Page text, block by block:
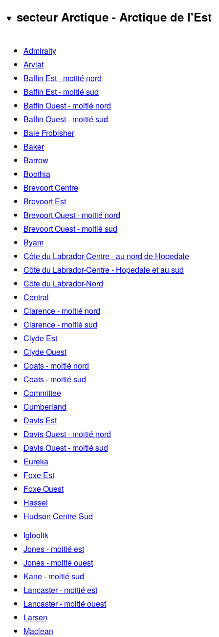
secteur Arctique - Arctique de l'Est
Admiralty
Arviat
Baffin Est - moitié nord
Baffin Est - moitié sud
Baffin Ouest - moitié nord
Baffin Ouest - moitié sud
Baie Frobisher
Baker
Barrow
Boothia
Brevoort Centre
Brevoort Est
Brevoort Ouest - moitié nord
Brevoort Ouest - moitié sud
Byam
Côte du Labrador-Centre - au nord de Hopedale
Côte du Labrador-Centre - Hopedale et au sud
Côte du Labrador-Nord
Central
Clarence - moitié nord
Clarence - moitié sud
Clyde Est
Clyde Ouest
Coats - moitié nord
Coats - moitié sud
Committee
Cumberland
Davis Est
Davis Ouest - moitié nord
Davis Ouest - moitié sud
Eureka
Foxe Est
Foxe Ouest
Hassel
Hudson Centre-Sud
Igloolik
Jones - moitié est
Jones - moitié ouest
Kane - moitié sud
Lancaster - moitié est
Lancaster - moitié ouest
Larsen
Maclean